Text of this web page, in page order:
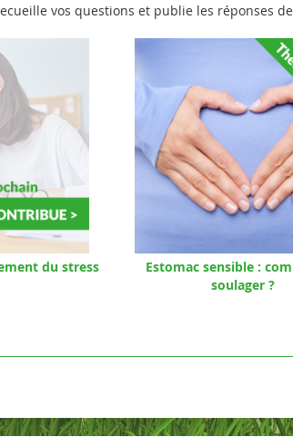
vos questions et publie les réponses
du stress
Estomac sensible :
soulager ?